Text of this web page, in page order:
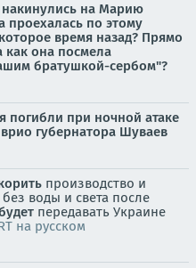
накинулись на Марию
проехалась по этому
время назад? Прямо
она посмела
братушкой-сербом"?
погибли при ночной атаке
губернатора Шуваев
производство и
воды и света после
передавать Украине
на русском